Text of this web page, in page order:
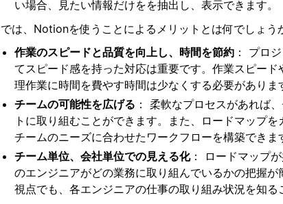
い場合、見たい情報だけをを抽出し、表示できます。
では、Notionを使うことによるメリットとは何でしょう
作業のスピードと品質を向上し、時間を節約 ： プロ
てスピード感を持った対応は重要です。作業スピー
理作業に時間を費やす時間は少なくする必要がありま
チームの可能性を広げる ： 柔軟なプロセスがあれば
トに取り組むことができます。また、ロードマップを
チームのニーズに合わせたワークフローを構築できま
チーム単位、会社単位での見える化： ロードマップ
のエンジニアがどの業務に取り組んでいるかの把握
視点でも、各エンジニアの仕事の取り組み状況を知る